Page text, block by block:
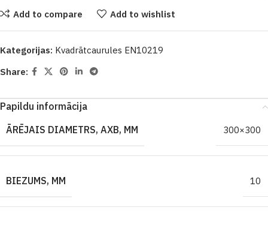
Add to compare Add to wishlist
Kategorijas: Kvadrātcaurules EN10219
Share:
Papildu informācija
ĀRĒJAIS DIAMETRS, AXB, MM
300×300
BIEZUMS, MM 10